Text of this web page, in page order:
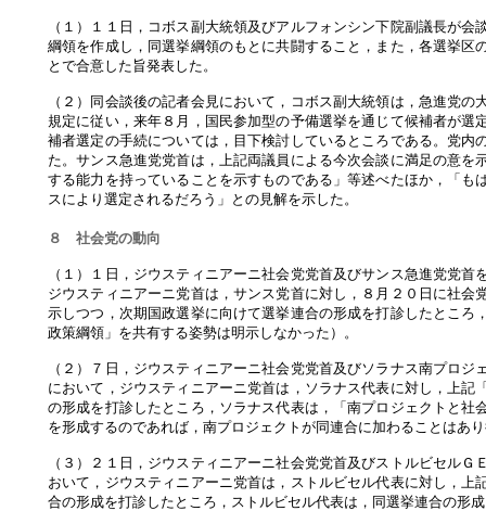
（１）１１日，コボス副大統領及びアルフォンシン下院副議長が
綱領を作成し，同選挙綱領のもとに共闘すること，また，各選挙
とで合意した旨発表した。
（２）同会談後の記者会見において，コボス副大統領は，急進党
規定に従い，来年８月，国民参加型の予備選挙を通じて候補者が
補者選定の手続については，目下検討しているところである。党
た。サンス急進党党首は，上記両議員による今次会談に満足の意
する能力を持っていることを示すものである」等述べたほか，「
スにより選定されるだろう」との見解を示した。
８ 社会党の動向
（１）１日，ジウスティニアーニ社会党党首及びサンス急進党党
ジウスティニアーニ党首は，サンス党首に対し，８月２０日に社
示しつつ，次期国政選挙に向けて選挙連合の形成を打診したとこ
政策綱領」を共有する姿勢は明示しなかった）。
（２）７日，ジウスティニアーニ社会党党首及びソラナス南プロ
において，ジウスティニアーニ党首は，ソラナス代表に対し，上
の形成を打診したところ，ソラナス代表は，「南プロジェクトと
を形成するのであれば，南プロジェクトが同連合に加わることはあ
（３）２１日，ジウスティニアーニ社会党党首及びストルビセル
おいて，ジウスティニアーニ党首は，ストルビセル代表に対し，
合の形成を打診したところ，ストルビセル代表は，同選挙連合の形